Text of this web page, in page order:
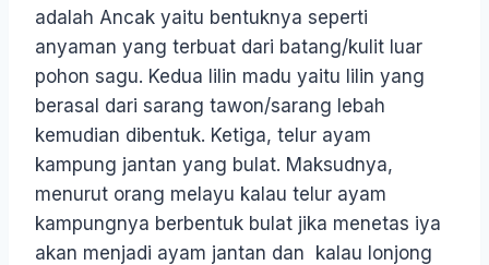
adalah Ancak yaitu bentuknya seperti
anyaman yang terbuat dari batang/kulit luar
pohon sagu. Kedua lilin madu yaitu lilin yang
berasal dari sarang tawon/sarang lebah
kemudian dibentuk. Ketiga, telur ayam
kampung jantan yang bulat. Maksudnya,
menurut orang melayu kalau telur ayam
kampungnya berbentuk bulat jika menetas iya
akan menjadi ayam jantan dan kalau lonjong